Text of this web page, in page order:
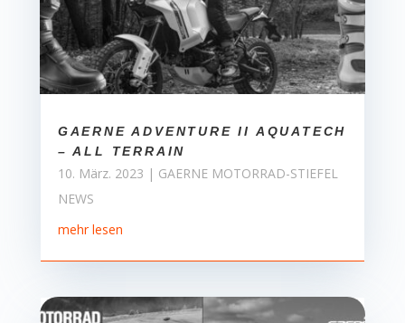
GAERNE ADVENTURE II AQUATECH
– ALL TERRAIN
10. März. 2023 | GAERNE MOTORRAD-STIEFEL
NEWS
mehr lesen